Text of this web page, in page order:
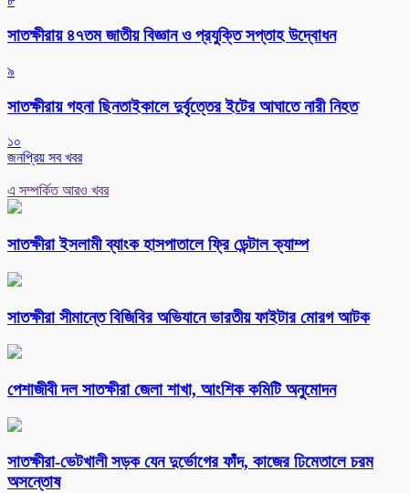
সাতক্ষীরায় ৪৭তম জাতীয় বিজ্ঞান ও প্রযুক্তি সপ্তাহ উদ্বোধন
৯
সাতক্ষীরায় গহনা ছিনতাইকালে দুর্বৃত্তের ইটের আঘাতে নারী নিহত
১০
জনপ্রিয় সব খবর
এ সম্পর্কিত আরও খবর
সাতক্ষীরা ইসলামী ব্যাংক হাসপাতালে ফ্রি ডেন্টাল ক্যাম্প
সাতক্ষীরা সীমান্তে বিজিবির অভিযানে ভারতীয় ফাইটার মোরগ আটক
পেশাজীবী দল সাতক্ষীরা জেলা শাখা, আংশিক কমিটি অনুমোদন
সাতক্ষীরা-ভেটখালী সড়ক যেন দুর্ভোগের ফাঁদ, কাজের ঢিমেতালে চরম
অসন্তোষ